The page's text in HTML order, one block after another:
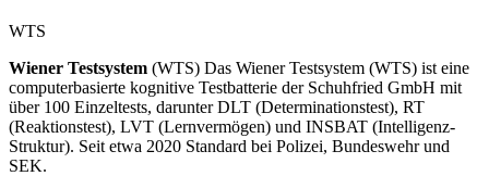
WTS
Wiener Testsystem (WTS) Das Wiener Testsystem (WTS) ist eine
computerbasierte kognitive Testbatterie der Schuhfried GmbH mit
über 100 Einzeltests, darunter DLT (Determinationstest), RT
(Reaktionstest), LVT (Lernvermögen) und INSBAT (Intelligenz-
Struktur). Seit etwa 2020 Standard bei Polizei, Bundeswehr und
SEK.